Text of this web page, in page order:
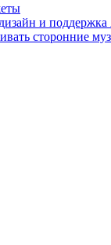
и
сторонние